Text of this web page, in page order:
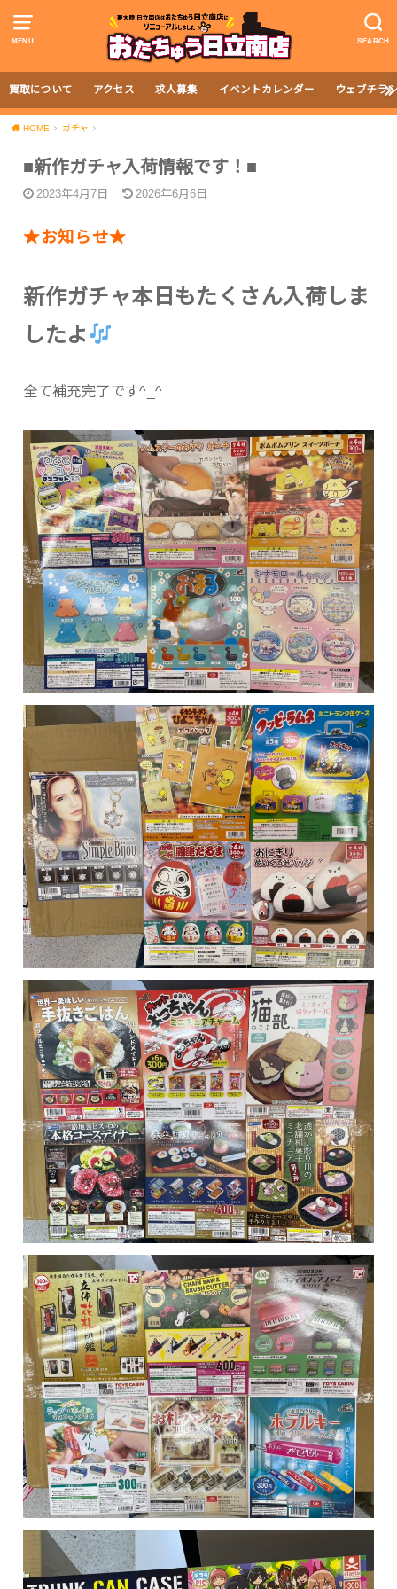
MENU SEARCH
買取について アクセス 求人募集 イベントカレンダー ウェブチラ
HOME ガチャ
■新作ガチャ入荷情報です！■
2023年4月7日 2026年6月6日
★お知らせ★
新作ガチャ本日もたくさん入荷しま
したよ
全て補充完了です^_^